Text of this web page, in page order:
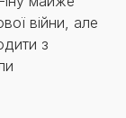
війни, але
з